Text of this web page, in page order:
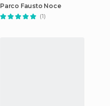
Parco Fausto Noce
(1)